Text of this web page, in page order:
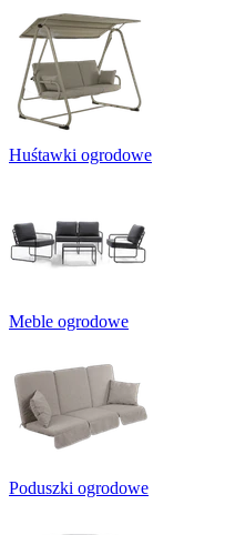
Huśtawki ogrodowe
Meble ogrodowe
Poduszki ogrodowe